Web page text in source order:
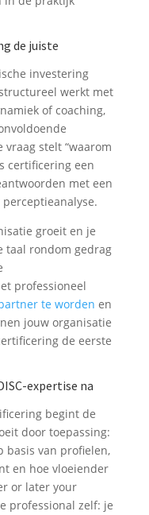
de juiste
investering
werkt met
of coaching,
stelt “waarom
certificering een
met een
groeit en je
taal rondom gedrag
professioneel
te worden en
jouw organisatie
de eerste
expertise na
begint de
door toepassing:
basis van profielen,
en hoe vloeiender
or later your
professional zelf: je